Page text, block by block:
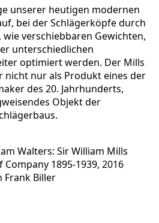
unserer heutigen modernen
bei der Schlägerköpfe durch
wie verschiebbaren Gewichten,
unterschiedlichen
optimiert werden. Der Mills
nicht nur als Produkt eines der
des 20. Jahrhunderts,
Objekt der
Walters: Sir William Mills
1895-1939, 2016
Frank Biller